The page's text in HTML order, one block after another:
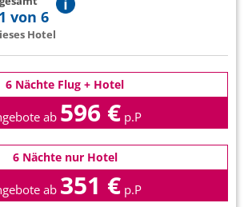
von 6
Hotel
6 Nächte Flug + Hotel
ab 596 € p.P
6 Nächte nur Hotel
ab 351 € p.P